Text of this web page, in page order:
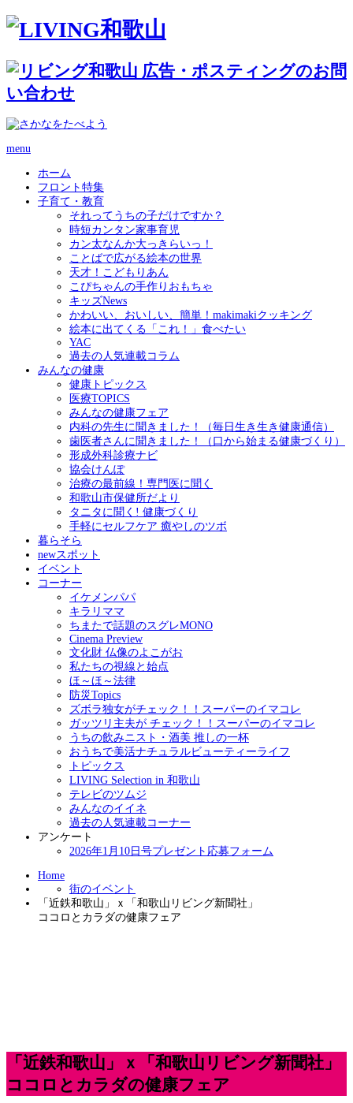
menu
ホーム
フロント特集
子育て・教育
それってうちの子だけですか？
時短カンタン家事育児
カン太なんか大っきらいっ！
ことばで広がる絵本の世界
天才！こどもりあん
こぴちゃんの手作りおもちゃ
キッズNews
かわいい、おいしい、簡単！makimakiクッキング
絵本に出てくる「これ！」食べたい
YAC
過去の人気連載コラム
みんなの健康
健康トピックス
医療TOPICS
みんなの健康フェア
内科の先生に聞きました！（毎日生き生き健康通信）
歯医者さんに聞きました！（口から始まる健康づくり）
形成外科診療ナビ
協会けんぽ
治療の最前線！専門医に聞く
和歌山市保健所だより
タニタに聞く! 健康づくり
手軽にセルフケア 癒やしのツボ
暮らそら
newスポット
イベント
コーナー
イケメンパパ
キラリママ
ちまたで話題のスグレMONO
Cinema Preview
文化財 仏像のよこがお
私たちの視線と始点
ほ～ほ～法律
防災Topics
ズボラ独女がチェック！！スーパーのイマコレ
ガッツリ主夫が チェック！！スーパーのイマコレ
うちの飲みニスト・酒美 推しの一杯
おうちで美活ナチュラルビューティーライフ
トピックス
LIVING Selection in 和歌山
テレビのツムジ
みんなのイイネ
過去の人気連載コーナー
アンケート
2026年1月10日号プレゼント応募フォーム
Home
街のイベント
「近鉄和歌山」ｘ「和歌山リビング新聞社」
ココロとカラダの健康フェア
「近鉄和歌山」ｘ「和歌山リビング新聞社」
ココロとカラダの健康フェア